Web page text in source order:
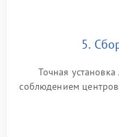
5.
Точная
соблюдением
нанесение
и заполнение его